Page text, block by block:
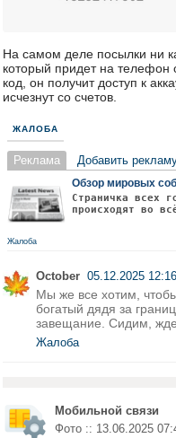
На самом деле посылки ни
который придет на телефон
код, он получит доступ к
исчезнут со счетов.
ЖАЛОБА
Реклама Добавить
Обзор мировых
Страничка всех
происходят во
Жалоба
October 05.12.2025
Мы же все хотим,
богатый дядя за
завещание. Сидим,
Жалоба
Мобильной связи
Фото :: 13.06.2025